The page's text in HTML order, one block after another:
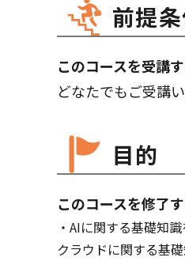
前提
このコースを受講
どなたでもご受講
目的
このコースを修了
AIに関する基礎知
クラウドに関する基